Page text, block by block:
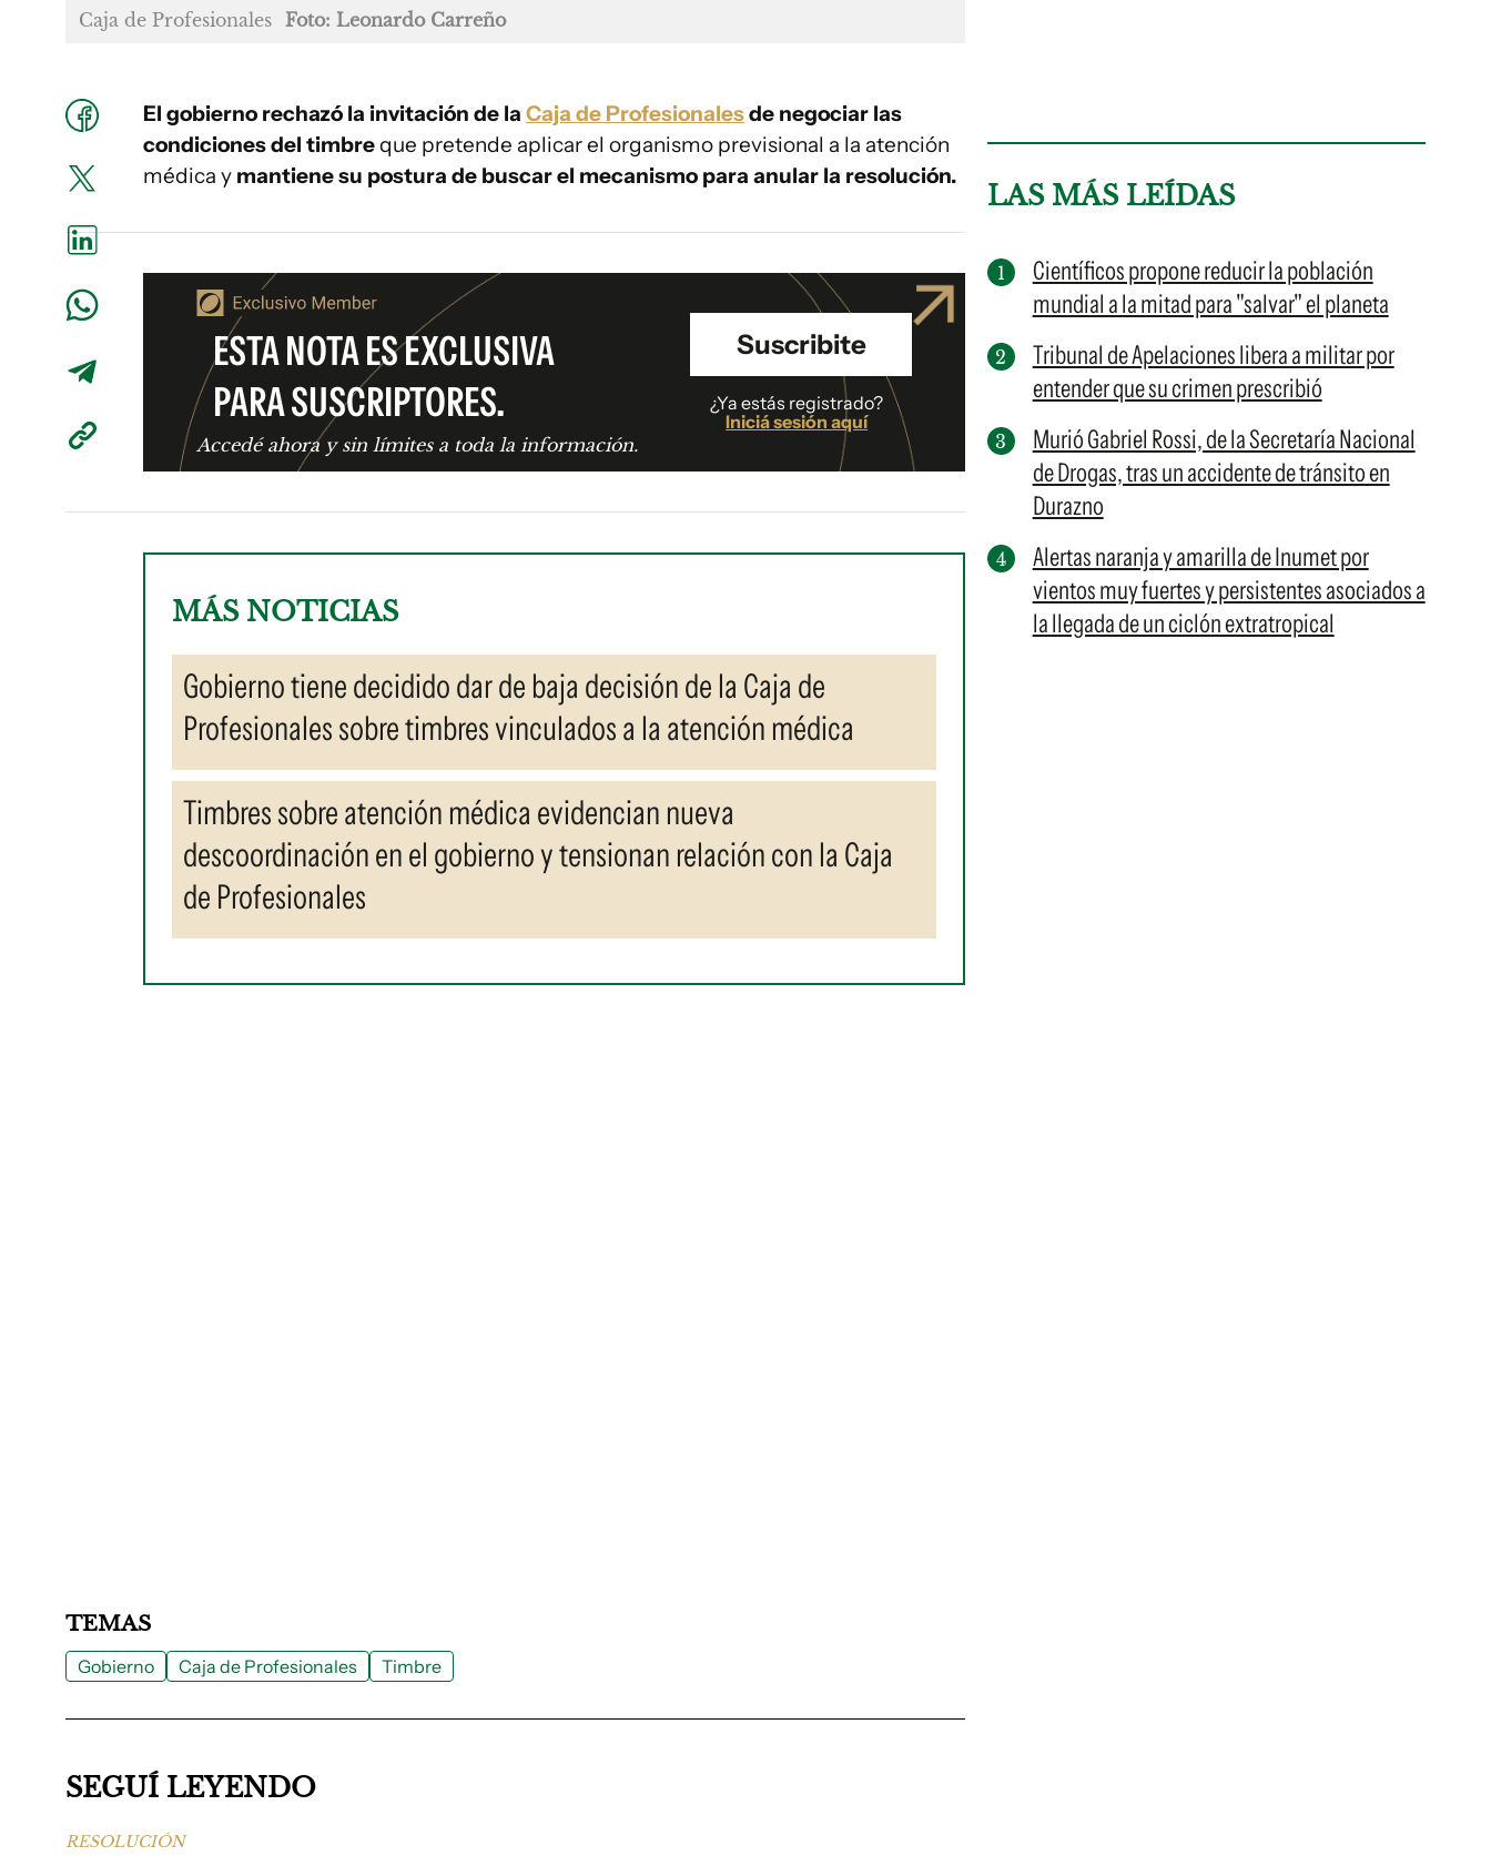
Caja de Profesionales Foto: Leonardo Carreño
El gobierno rechazó la invitación de la Caja de Profesionalesde negociar las
condiciones del timbreque pretende aplicar el organismo previsional a la atención
médica y mantiene su postura de buscar el mecanismo para anular la resolución.
ESTA NOTA ES EXCLUSIVA
PARA SUSCRIPTORES.
Accedé ahora y sin límites a toda la información.
Suscribite
¿Ya estás registrado?
Iniciá sesión aquí
MÁS NOTICIAS
Gobierno tiene decidido dar de baja decisión de la Caja de
Profesionales sobre timbres vinculados a la atención médica
Timbres sobre atención médica evidencian nueva
descoordinación en el gobierno y tensionan relación con la Caja
de Profesionales
LAS MÁS LEÍDAS
Científicos propone reducir la población
mundial a la mitad para "salvar" el planeta
Tribunal de Apelaciones libera a militar por
entender que su crimen prescribió
Murió Gabriel Rossi, de la Secretaría Nacional
de Drogas, tras un accidente de tránsito en
Durazno
Alertas naranja y amarilla de Inumet por
vientos muy fuertes y persistentes asociados a
la llegada de un ciclón extratropical
TEMAS
Gobierno Caja de Profesionales Timbre
SEGUÍ LEYENDO
RESOLUCIÓN